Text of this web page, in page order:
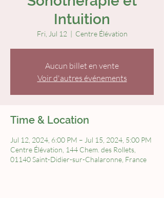
Intuition
Fri, Jul 12
  |
Centre Élévation
Aucun billet en vente
Voir d'autres événements
Time & Location
Jul 12, 2024, 6:00 PM – Jul 15, 2024, 5:00 PM
Centre Élévation, 144 Chem. des Rollets,
01140 Saint-Didier-sur-Chalaronne, France